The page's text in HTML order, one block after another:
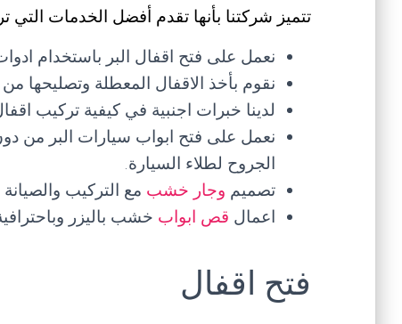
تتميز شركتنا بأنها تقدم أفضل الخدمات
نعمل على فتح اقفال البر باستخدام
نقوم بأخذ الاقفال المعطلة وتصليحها
لدينا خبرات اجنبية في كيفية تركيب
نعمل على فتح ابواب سيارات البر من
الجروح لطلاء السيارة.
تصميم وجار خشب مع التركيب
اعمال قص ابواب خشب باليزر
فتح اقفال